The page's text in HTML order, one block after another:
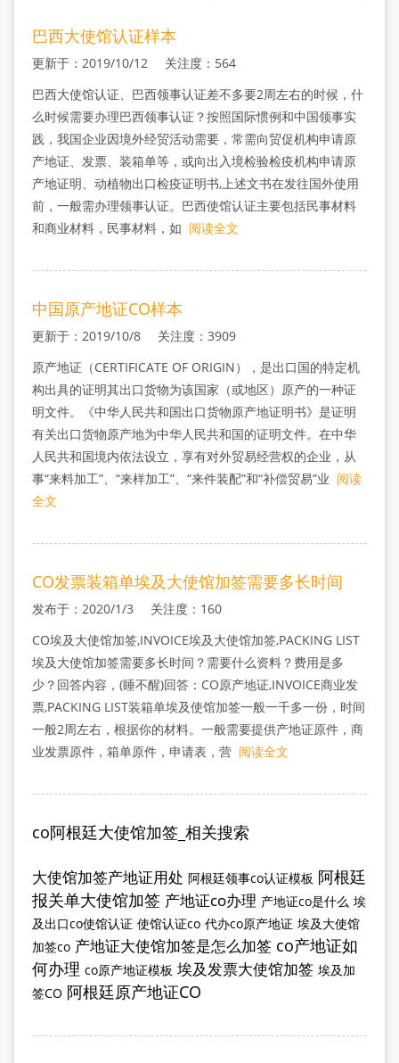
巴西大使馆认证样本
更新于：2019/10/12 关注度：564
巴西大使馆认证、巴西领事认证差不多要2周左右的时候，什
么时候需要办理巴西领事认证？按照国际惯例和中国领事实
践，我国企业因境外经贸活动需要，常需向贸促机构申请原
产地证、发票、装箱单等，或向出入境检验检疫机构申请原
产地证明、动植物出口检疫证明书,上述文书在发往国外使用
前，一般需办理领事认证。巴西使馆认证主要包括民事材料
和商业材料，民事材料，如 阅读全文
中国原产地证CO样本
更新于：2019/10/8 关注度：3909
原产地证（CERTIFICATE OF ORIGIN），是出口国的特定机
构出具的证明其出口货物为该国家（或地区）原产的一种证
明文件。《中华人民共和国出口货物原产地证明书》是证明
有关出口货物原产地为中华人民共和国的证明文件。在中华
人民共和国境内依法设立，享有对外贸易经营权的企业，从
事“来料加工”、“来样加工”、“来件装配”和“补偿贸易”业 阅读
全文
CO发票装箱单埃及大使馆加签需要多长时间
发布于：2020/1/3 关注度：160
CO埃及大使馆加签,INVOICE埃及大使馆加签,PACKING LIST
埃及大使馆加签需要多长时间？需要什么资料？费用是多
少？回答内容，(睡不醒)回答：CO原产地证,INVOICE商业发
票,PACKING LIST装箱单埃及使馆加签一般一千多一份，时间
一般2周左右，根据你的材料。一般需要提供产地证原件，商
业发票原件，箱单原件，申请表，营 阅读全文
co阿根廷大使馆加签_相关搜索
大使馆加签产地证用处 阿根廷领事co认证模板 阿根廷
报关单大使馆加签 产地证co办理 产地证co是什么 埃
及出口co使馆认证 使馆认证co 代办co原产地证 埃及大使馆
加签co 产地证大使馆加签是怎么加签 co产地证如
何办理 co原产地证模板 埃及发票大使馆加签 埃及加
签CO 阿根廷原产地证CO